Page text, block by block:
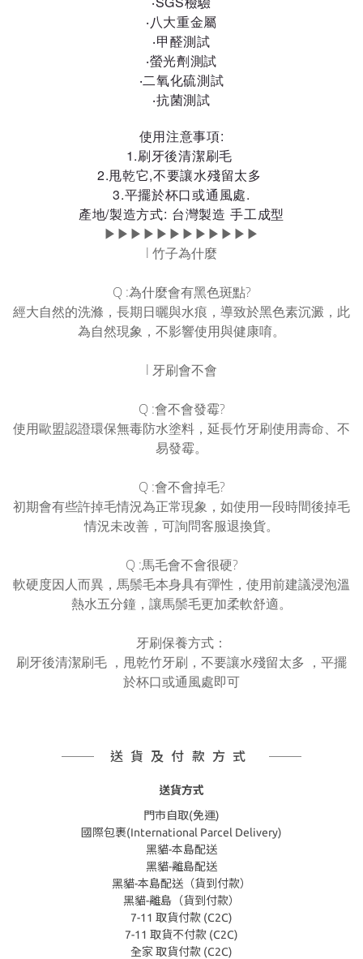
‧八大重金屬
‧甲醛測試
‧螢光劑測試
‧二氧化硫測試
‧抗菌測試
使用注意事項:
1.刷牙後清潔刷毛
2.甩乾它,不要讓水殘留太多
3.平擺於杯口或通風處.
產地/製造方式: 台灣製造 手工成型
▶▶▶▶▶▶▶▶▶▶▶▶
l 竹子為什麼
Q :為什麼會有黑色斑點?
經大自然的洗滌，長期日曬與水痕，導致於黑色素沉澱，此
為自然現象，不影響使用與健康唷。
l 牙刷會不會
Q :會不會發霉?
使用歐盟認證環保無毒防水塗料，延長竹牙刷使用壽命、不
易發霉。
Q :會不會掉毛?
初期會有些許掉毛情況為正常現象，如使用一段時間後掉毛
情況未改善，可詢問客服退換貨。
Q :馬毛會不會很硬?
軟硬度因人而異，馬鬃毛本身具有彈性，使用前建議浸泡溫
熱水五分鐘，讓馬鬃毛更加柔軟舒適。
牙刷保養方式：
刷牙後清潔刷毛 ，甩乾竹牙刷，不要讓水殘留太多 ，平擺
於杯口或通風處即可
送貨及付款方式
送貨方式
門市自取(免運)
國際包裹(International Parcel Delivery)
黑貓-本島配送
黑貓-離島配送
黑貓-本島配送（貨到付款）
黑貓-離島（貨到付款）
7-11 取貨付款 (C2C)
7-11 取貨不付款 (C2C)
全家 取貨付款 (C2C)